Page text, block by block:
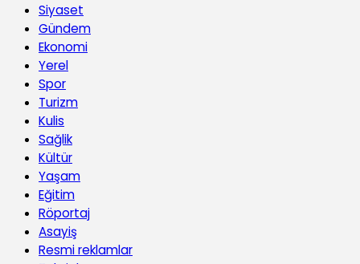
Siyaset
Gündem
Ekonomi
Yerel
Spor
Turizm
Kulis
Sağlik
Kültür
Yaşam
Eğitim
Röportaj
Asayiş
Resmi reklamlar